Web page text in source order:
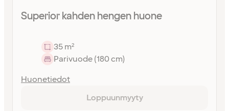
Superior kahden hengen huone
35 m²
Parivuode (180 cm)
Huonetiedot
Loppuunmyyty